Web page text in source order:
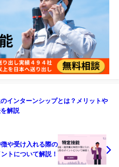
インターンシップとは？メリットや
解説
徴や受け入れる際の
トについて解説！